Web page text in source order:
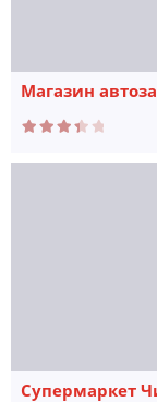
Магазин
Супермаркет